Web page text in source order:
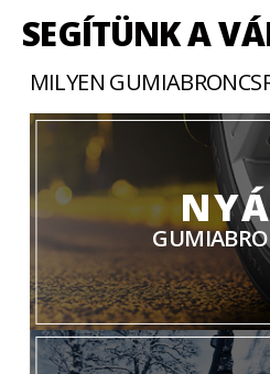
SEGÍTÜNK A
MILYEN